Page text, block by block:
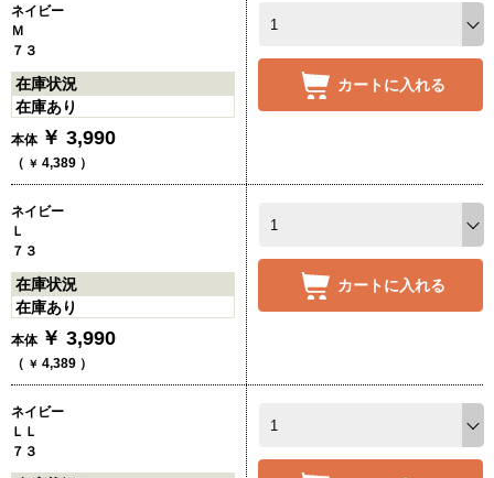
ネイビー
Ｍ
７３
在庫状況
在庫あり
本体 ￥ 3,990
（ ￥ 4,389 ）
カートに入れる
ネイビー
Ｌ
７３
在庫状況
在庫あり
本体 ￥ 3,990
（ ￥ 4,389 ）
カートに入れる
ネイビー
ＬＬ
７３